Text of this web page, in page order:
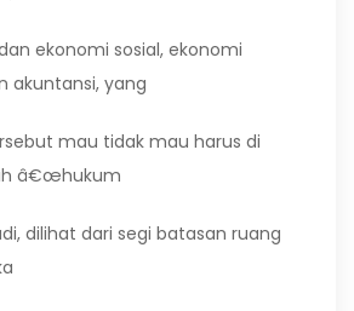
ekonomi sosial, ekonomi
akuntansi, yang
mau tidak mau harus di
â€œhukum
dilihat dari segi batasan ruang